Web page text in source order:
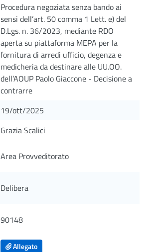
Procedura negoziata senza bando ai
sensi dell’art. 50 comma 1 Lett. e) del
D.Lgs. n. 36/2023, mediante RDO
aperta su piattaforma MEPA per la
fornitura di arredi ufficio, degenza e
medicheria da destinare alle UU.OO.
dell’AOUP Paolo Giaccone - Decisione a
contrarre
19/ott/2025
Grazia Scalici
Area Provveditorato
Delibera
90148
Allegato